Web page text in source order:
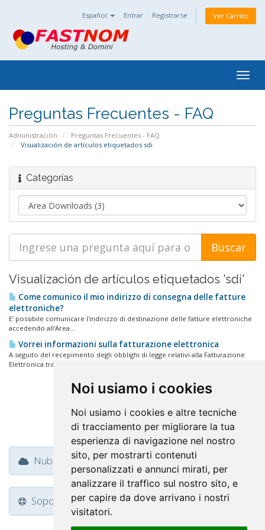
Noi usiamo i cookies
Noi usiamo i cookies e altre tecniche
di tracciamento per migliorare la tua
esperienza di navigazione nel nostro
sito, per mostrarti contenuti
personalizzati e annunci mirati, per
analizzare il traffico sul nostro sito, e
per capire da dove arrivano i nostri
visitatori.
Español Entrar Registrarse Ver Carrito
Preguntas Frecuentes - FAQ
Administración
Preguntas Frecuentes - FAQ
Visualización de artículos etiquetados sdi
Categorías
Visualización de artículos etiquetados 'sdi'
Come comunico il mio indirizzo di consegna delle fatture
elettroniche?
E' possibile comunicare l'indirizzo di destinazione delle fatture elettroniche
accedendo all'Area...
Vorrei informazioni sulla fatturazione elettronica
A seguito del recepimento degli obblighi di legge relativi alla Fatturazione
Elettronica tra...
Nube de Etiquetas
Soporte